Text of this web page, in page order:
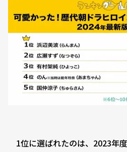
1位に選ばれたのは、2023年